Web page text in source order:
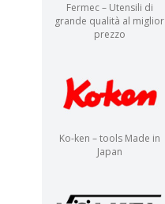
Fermec – Utensili di
grande qualità al miglior
prezzo
Ko-ken – tools Made in
Japan